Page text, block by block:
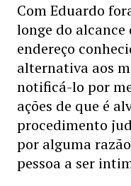
Com Eduardo
longe do alcance
endereço
alternativa aos
notificá-lo por
ações de que é
procedimento
por alguma
pessoa a ser